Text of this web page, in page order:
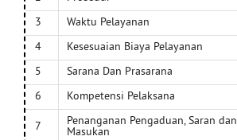
3
Waktu Pelayanan
4
Kesesuaian Biaya Pelayanan
5
Sarana Dan Prasarana
6
Kompetensi Pelaksana
7
Penanganan Pengaduan, Saran dan
Masukan